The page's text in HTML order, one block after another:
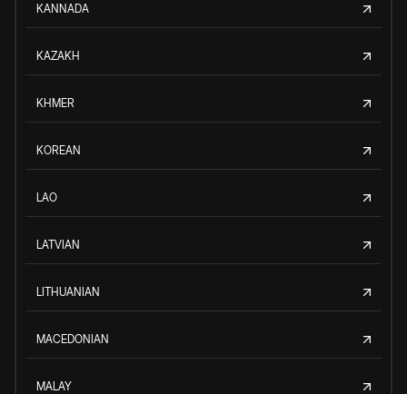
KANNADA
KAZAKH
KHMER
KOREAN
LAO
LATVIAN
LITHUANIAN
MACEDONIAN
MALAY